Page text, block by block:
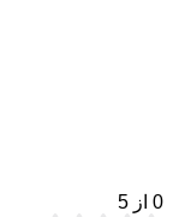
0 از 5